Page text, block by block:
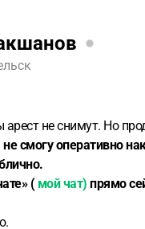
не снимут. Но
смогу оперативно
( мой чат) прямо